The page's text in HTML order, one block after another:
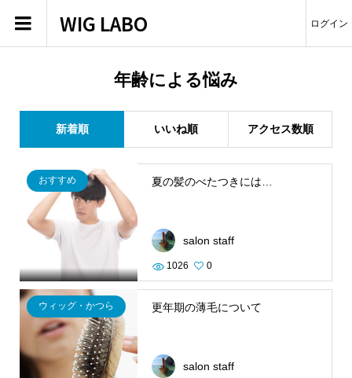
WIG LABO ログイン
年齢による悩み
新着順 いいね順 アクセス数順
おすすめ 夏の髪のべたつきには…
salon staff
1026 0
ウィッグ・かつら 更年期の薄毛について
salon staff